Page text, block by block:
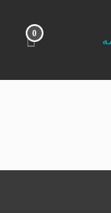
0